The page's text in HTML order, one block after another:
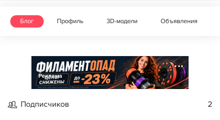
Блог Профиль 3D-модели Объявления
Реклама
Подписчиков 2